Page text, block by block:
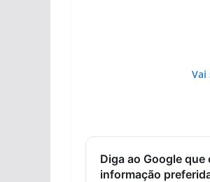
Vai
Diga ao Google
informação